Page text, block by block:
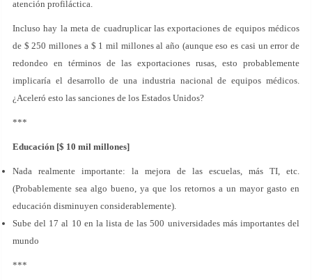
atención profiláctica.
Incluso hay la meta de cuadruplicar las exportaciones de equipos médicos
de $ 250 millones a $ 1 mil millones al año (aunque eso es casi un error de
redondeo en términos de las exportaciones rusas, esto probablemente
implicaría el desarrollo de una industria nacional de equipos médicos.
¿Aceleró esto las sanciones de los Estados Unidos?
***
Educación [$ 10 mil millones]
Nada realmente importante: la mejora de las escuelas, más TI, etc.
(Probablemente sea algo bueno, ya que los retornos a un mayor gasto en
educación disminuyen considerablemente).
Sube del 17 al 10 en la lista de las 500 universidades más importantes del
mundo
***